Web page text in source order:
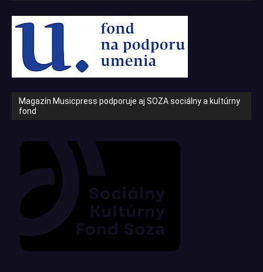
Magazín Musicpress podporuje aj SOZA sociálny a kultúrny
fond